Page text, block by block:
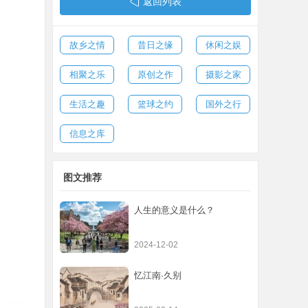
故乡之情 昔日之缘 休闲之娱
相聚之乐 原创之作 摄影之家
生活之趣 篮球之约 国外之行
信息之库
图文推荐
人生的意义是什么？
2024-12-02
忆江南·久别